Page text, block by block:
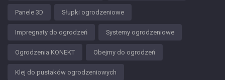
Panele 3D Słupki ogrodzeniowe
Impregnaty do ogrodzeń Systemy ogrodzeniowe
Ogrodzenia KONEKT Obejmy do ogrodzeń
Klej do pustaków ogrodzeniowych